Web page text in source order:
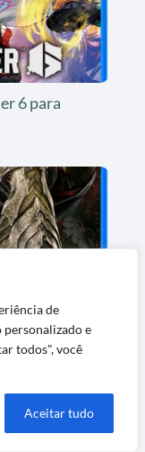
de
personalizado e
todos", você
Aceitar tudo
6 para
Way of the